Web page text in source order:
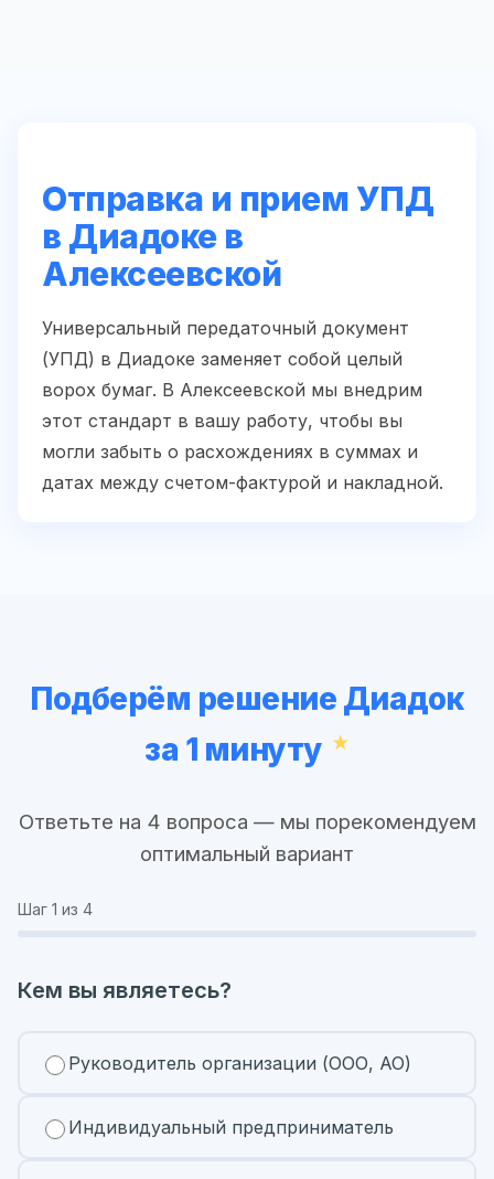
Отправка и прием УПД
в Диадоке в
Алексеевской
Универсальный передаточный документ
(УПД) в Диадоке заменяет собой целый
ворох бумаг. В Алексеевской мы внедрим
этот стандарт в вашу работу, чтобы вы
могли забыть о расхождениях в суммах и
датах между счетом-фактурой и накладной.
Подберём решение Диадок
за 1 минуту
Ответьте на 4 вопроса — мы порекомендуем
оптимальный вариант
Шаг 1 из 4
Кем вы являетесь?
Руководитель организации (ООО, АО)
Индивидуальный предприниматель